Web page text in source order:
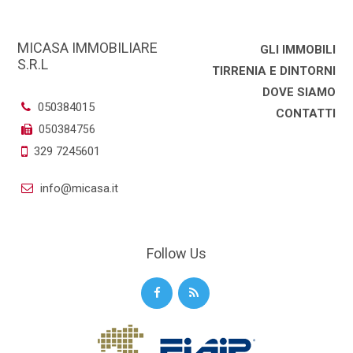
MICASA IMMOBILIARE
S.R.L
050384015
050384756
329 7245601
info@micasa.it
GLI IMMOBILI
TIRRENIA E DINTORNI
DOVE SIAMO
CONTATTI
Follow Us